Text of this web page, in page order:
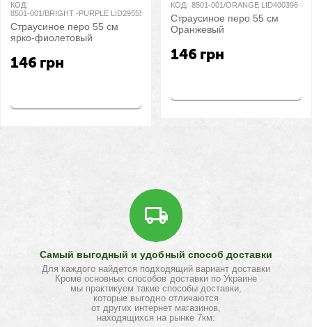
КОД:
8501-001/BRIGHT -PURPLE LID295550
Страусиное перо 55 см
ярко-фиолетовый
146 грн
КОД: 8501-001/ORANGE LID400396
Страусиное перо 55 см
Оранжевый
146 грн
Самый выгодный и удобный способ доставки
Для каждого найдется подходящий вариант доставки
Кроме основных способов доставки по Украине
мы практикуем такие способы доставки,
которые выгодно отличаются
от других интернет магазинов,
находящихся на рынке 7км: